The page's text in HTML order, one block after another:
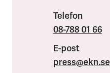
Telefon
08-788 01 66
E-post
press@ekn.se